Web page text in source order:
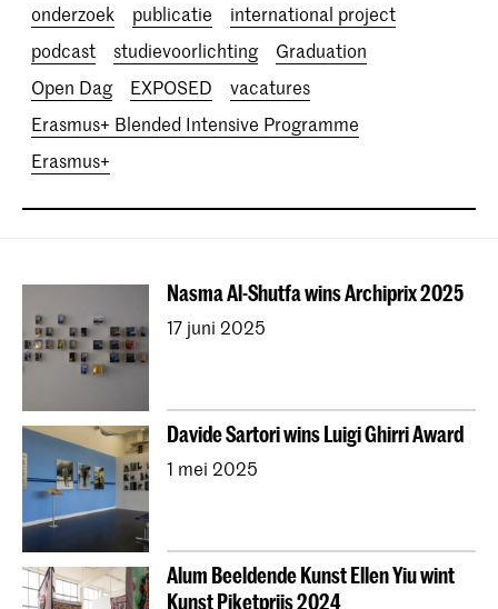
onderzoek
publicatie
international project
podcast
studievoorlichting
Graduation
Open Dag
EXPOSED
vacatures
Erasmus+ Blended Intensive Programme
Erasmus+
Nasma Al-Shutfa wins Archiprix 2025
17 juni 2025
Davide Sartori wins Luigi Ghirri Award
1 mei 2025
Alum Beeldende Kunst Ellen Yiu wint
Kunst Piketprijs 2024